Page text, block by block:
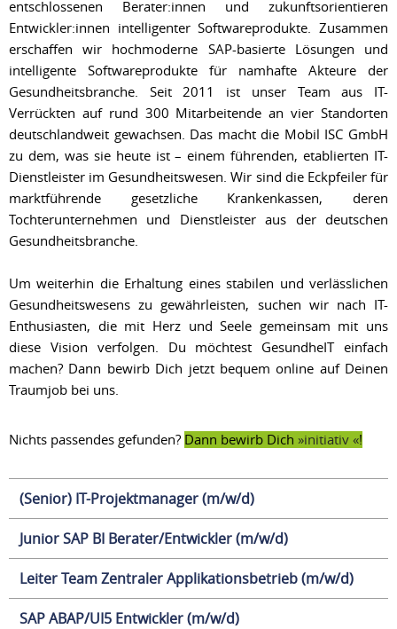
entschlossenen Berater:innen und zukunftsorientieren
Entwickler:innen intelligenter Softwareprodukte. Zusammen
erschaffen wir hochmoderne SAP-basierte Lösungen und
intelligente Softwareprodukte für namhafte Akteure der
Gesundheitsbranche. Seit 2011 ist unser Team aus IT-
Verrückten auf rund 300 Mitarbeitende an vier Standorten
deutschlandweit gewachsen. Das macht die Mobil ISC GmbH
zu dem, was sie heute ist – einem führenden, etablierten IT-
Dienstleister im Gesundheitswesen. Wir sind die Eckpfeiler für
marktführende gesetzliche Krankenkassen, deren
Tochterunternehmen und Dienstleister aus der deutschen
Gesundheitsbranche.
Um weiterhin die Erhaltung eines stabilen und verlässlichen
Gesundheitswesens zu gewährleisten, suchen wir nach IT-
Enthusiasten, die mit Herz und Seele gemeinsam mit uns
diese Vision verfolgen. Du möchtest GesundheIT einfach
machen? Dann bewirb Dich jetzt bequem online auf Deinen
Traumjob bei uns.
Nichts passendes gefunden? Dann bewirb Dich initiativ !
(Senior) IT-Projektmanager (m/w/d)
Junior SAP BI Berater/Entwickler (m/w/d)
Leiter Team Zentraler Applikationsbetrieb (m/w/d)
SAP ABAP/UI5 Entwickler (m/w/d)